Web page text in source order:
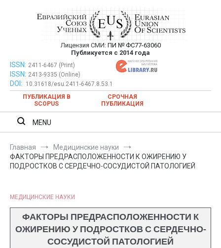
Евразийский Союз Ученых —
публикация научных статей в
ежемесячном научном журнале
Лицензия СМИ: ПИ № ФС77-63060
Публикуется с 2014 года
Евразийский Союз Ученых — публикация научных статей в
ежемесячном научном журнале
ISSN: 2411-6467 (Print)
ISSN: 2413-9335 (Online)
DOI:
10.31618/esu.2411-6467.8.53.1
ПУБЛИКАЦИЯ В
SCOPUS
СРОЧНАЯ
ПУБЛИКАЦИЯ
MENU
Главная
Медицинские науки
ФАКТОРЫ ПРЕДРАСПОЛОЖЕННОСТИ К ОЖИРЕНИЮ У
ПОДРОСТКОВ С СЕРДЕЧНО-СОСУДИСТОЙ ПАТОЛОГИЕЙ
МЕДИЦИНСКИЕ НАУКИ
ФАКТОРЫ ПРЕДРАСПОЛОЖЕННОСТИ К
ОЖИРЕНИЮ У ПОДРОСТКОВ С СЕРДЕЧНО-
СОСУДИСТОЙ ПАТОЛОГИЕЙ